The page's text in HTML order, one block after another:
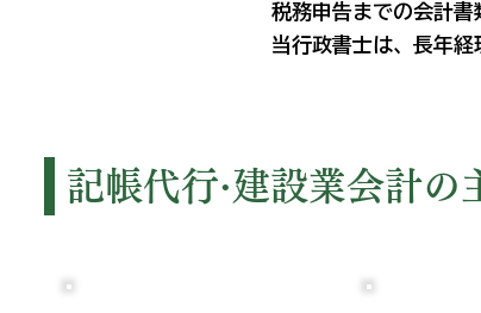
税務申告までの会計書
当行政書士は、長年経
記帳代行·建設業会計の